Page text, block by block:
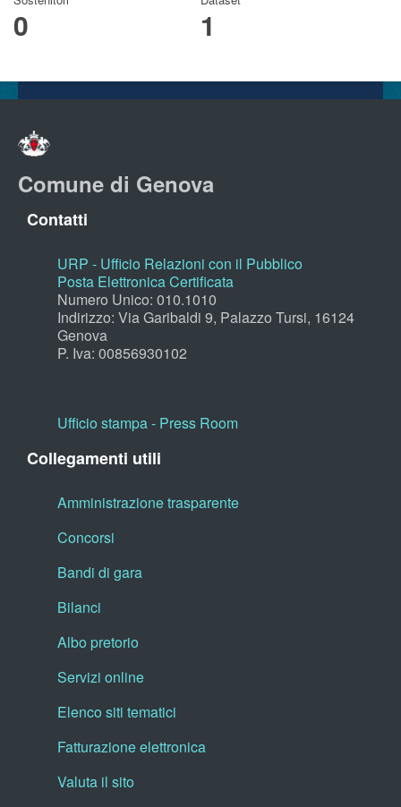
0 1
Comune di Genova
Contatti
URP - Ufficio Relazioni con il Pubblico
Posta Elettronica Certificata
Numero Unico: 010.1010
Indirizzo: Via Garibaldi 9, Palazzo Tursi, 16124
Genova
P. Iva: 00856930102
Ufficio stampa - Press Room
Collegamenti utili
Amministrazione trasparente
Concorsi
Bandi di gara
Bilanci
Albo pretorio
Servizi online
Elenco siti tematici
Fatturazione elettronica
Valuta il sito